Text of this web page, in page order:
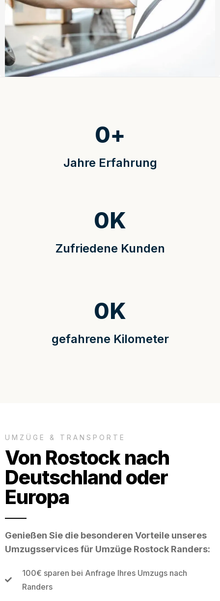
Jahre Erfahrung
0+
Zufriedene Kunden
0K
gefahrene Kilometer
0K
UMZÜGE & TRANSPORTE
Von Rostock nach
Deutschland oder
Europa
Genießen Sie die besonderen Vorteile unseres
Umzugsservices für Umzüge Rostock Randers:
100€ sparen bei Anfrage Ihres Umzugs nach
Randers